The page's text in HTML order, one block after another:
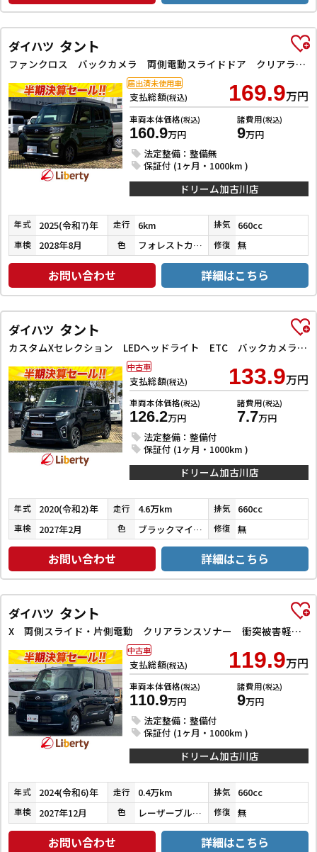
ダイハツ タント
ファンクロス バックカメラ 両側電動スライドドア クリアランスソナー 衝突被害軽減システム オートライト スマートキー アイドリングストップ 電動格納ミラー シートヒーター ベンチシート CVT ESC
支払総額(税込) 169.9万円
車両本体価格(税込)
160.9万円
諸費用(税込)
9万円
法定整備：整備無
保証付 (1ヶ月・1000km )
届出済未使用車
ドリーム加古川店
年式 2025(令和7)年 走行 6km 排気 660cc
車検 2028年8月 色 フォレストカーキメタリック 修復 無
お問い合わせ 詳細はこちら
ダイハツ タント
カスタムXセレクション LEDヘッドライト ETC バックカメラ 両側電動スライドドア ナビ TV クリアランスソナー 衝突被害軽減システム オートライト スマートキー アイドリングストップ 電動格納ミラー シートヒーター
支払総額(税込) 133.9万円
車両本体価格(税込)
126.2万円
諸費用(税込)
7.7万円
法定整備：整備付
保証付 (1ヶ月・1000km )
中古車
ドリーム加古川店
年式 2020(令和2)年 走行 4.6万km 排気 660cc
車検 2027年2月 色 ブラックマイカメタリック 修復 無
お問い合わせ 詳細はこちら
ダイハツ タント
X 両側スライド・片側電動 クリアランスソナー 衝突被害軽減システム オートライト スマートキー アイドリングストップ 電動格納ミラー シートヒーター ベンチシート CVT ESC USB
支払総額(税込) 119.9万円
車両本体価格(税込)
110.9万円
諸費用(税込)
9万円
法定整備：整備付
保証付 (1ヶ月・1000km )
中古車
ドリーム加古川店
年式 2024(令和6)年 走行 0.4万km 排気 660cc
車検 2027年12月 色 レーザーブルークリスタルシャイン 修復 無
お問い合わせ 詳細はこちら